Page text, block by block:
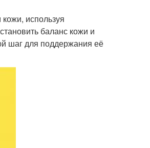
используя
баланс кожи и
шаг для поддержания её